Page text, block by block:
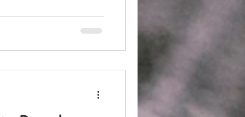
Francia
cualificado de